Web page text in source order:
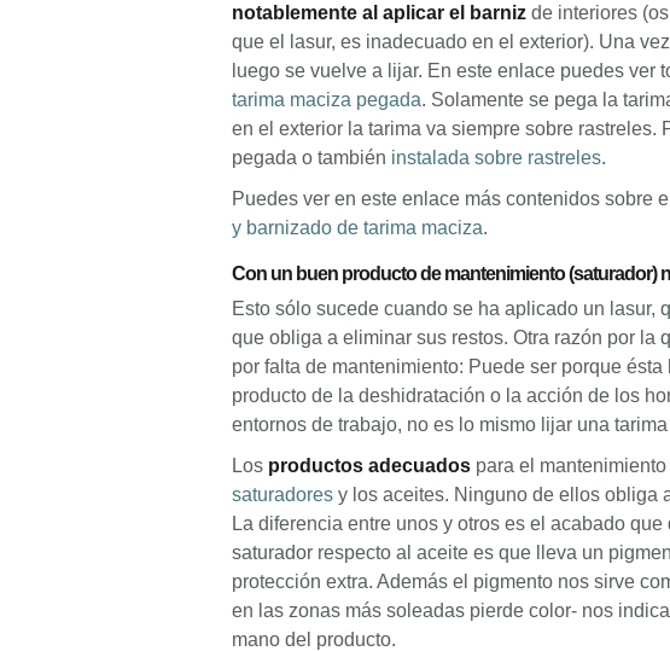
notablemente al aplicar el barniz de interiores
que el lasur, es inadecuado en el exterior). Una
luego se vuelve a lijar. En este enlace puedes ver
tarima maciza pegada. Solamente se pega la
en el exterior la tarima va siempre sobre rastreles.
pegada o también instalada sobre rastreles.
Puedes ver en este enlace más contenidos sobre
y barnizado de tarima maciza.
Con un buen producto de mantenimiento (saturador)
Esto sólo sucede cuando se ha aplicado un lasur,
que obliga a eliminar sus restos. Otra razón por la
por falta de mantenimiento: Puede ser porque
producto de la deshidratación o la acción de los
entornos de trabajo, no es lo mismo lijar una
Los productos adecuados para el
saturadores y los aceites. Ninguno de ellos obliga
La diferencia entre unos y otros es el acabado
saturador respecto al aceite es que lleva un
protección extra. Además el pigmento nos sirve
en las zonas más soleadas pierde color- nos
mano del producto.